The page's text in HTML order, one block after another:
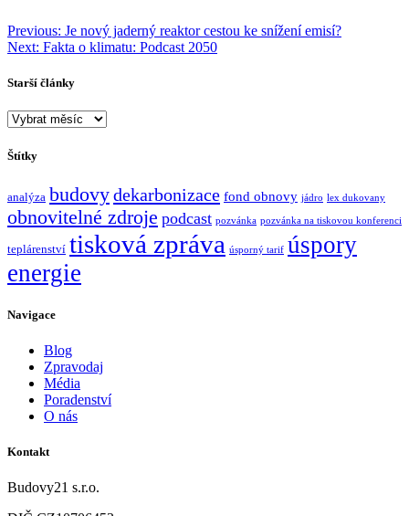
Navigace
pro
příspěvek
Previous: Je nový jaderný reaktor cestou ke snížení emisí?
Next: Fakta o klimatu: Podcast 2050
Starší články
Starší
Štítky
analýza budovydekarbonizace fond obnovy jádro lex dukovany
obnovitelné zdroje podcast pozvánka pozvánka na tiskovou konferenci
teplárenství tisková zpráva úsporný tarif úspory
energie
Navigace
Blog
Zpravodaj
Média
Poradenství
O nás
Kontakt
Budovy21 s.r.o.